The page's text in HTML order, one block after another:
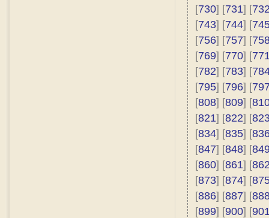
[730] [731] [
[743] [744] [
[756] [757] [
[769] [770] [
[782] [783] [
[795] [796] [
[808] [809] [
[821] [822] [
[834] [835] [
[847] [848] [
[860] [861] [
[873] [874] [
[886] [887] [
[899] [900] [